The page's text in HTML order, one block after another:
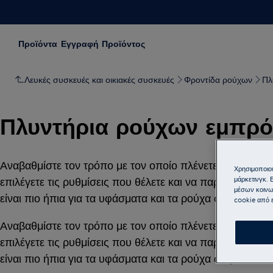
Προϊόντα Εγγραφή Προϊόντος
Λευκές συσκευές και οικιακές συσκευές Φροντίδα ρούχων
Πλυντήρια ρούχων
Αναβαθμίστε τον τρόπο με τον οποίο πλένετε τα
επιλέγετε τις ρυθμίσεις που θέλετε και να
είναι πιο ήπια για τα υφάσματα και τα ρούχα σας, αλλά
Αναβαθμίστε τον τρόπο με τον οποίο πλένετε τα
επιλέγετε τις ρυθμίσεις που θέλετε και να
είναι πιο ήπια για τα υφάσματα και τα ρούχα σας, αλλά
μάρκετινγκ.
μέσων
cookie από